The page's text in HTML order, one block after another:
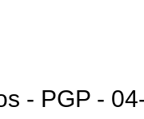
- PGP -